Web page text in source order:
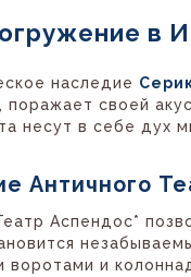
в
наследие
поражает своей
несут в себе дух
Античного
Аспендос*
воротами и